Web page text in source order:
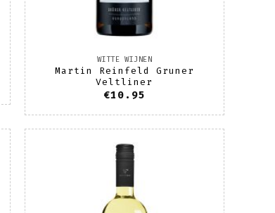
WITTE WIJNEN
Martin Reinfeld Gruner
Veltliner
€10.95